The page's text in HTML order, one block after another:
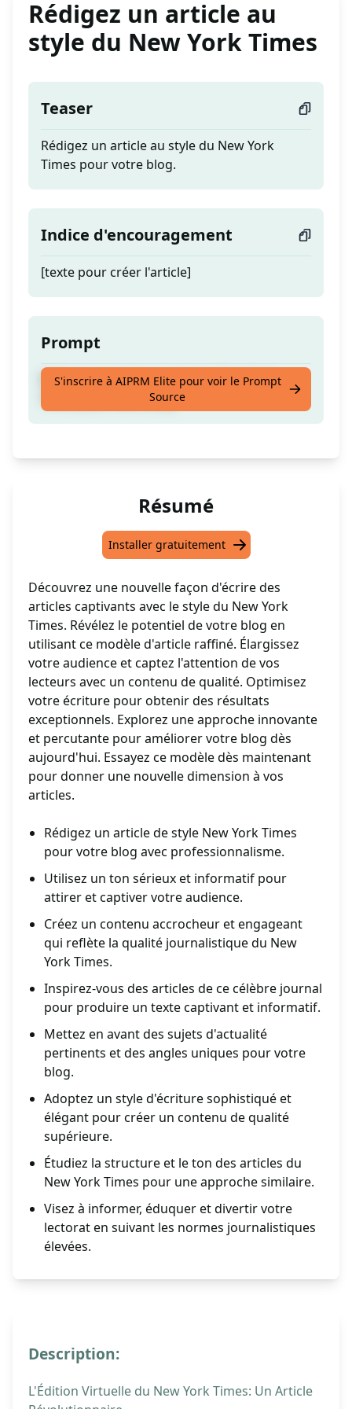
Rédigez un article au
style du New York Times
Teaser
Rédigez un article au style du New York
Times pour votre blog.
Indice d'encouragement
[texte pour créer l'article]
Prompt
Rédigez un article au style du New York
Times pour votre blog.
S'inscrire à AIPRM Elite pour voir le Prompt
Source
Résumé
Installer gratuitement
Découvrez une nouvelle façon d'écrire des
articles captivants avec le style du New York
Times. Révélez le potentiel de votre blog en
utilisant ce modèle d'article raffiné. Élargissez
votre audience et captez l'attention de vos
lecteurs avec un contenu de qualité. Optimisez
votre écriture pour obtenir des résultats
exceptionnels. Explorez une approche innovante
et percutante pour améliorer votre blog dès
aujourd'hui. Essayez ce modèle dès maintenant
pour donner une nouvelle dimension à vos
articles.
Rédigez un article de style New York Times
pour votre blog avec professionnalisme.
Utilisez un ton sérieux et informatif pour
attirer et captiver votre audience.
Créez un contenu accrocheur et engageant
qui reflète la qualité journalistique du New
York Times.
Inspirez-vous des articles de ce célèbre journal
pour produire un texte captivant et informatif.
Mettez en avant des sujets d'actualité
pertinents et des angles uniques pour votre
blog.
Adoptez un style d'écriture sophistiqué et
élégant pour créer un contenu de qualité
supérieure.
Étudiez la structure et le ton des articles du
New York Times pour une approche similaire.
Visez à informer, éduquer et divertir votre
lectorat en suivant les normes journalistiques
élevées.
Description:
L'Édition Virtuelle du New York Times: Un Article